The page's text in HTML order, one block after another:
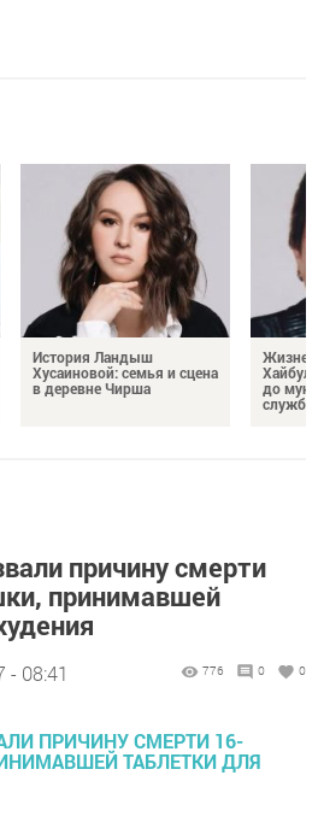
История Ландыш
Хусаиновой: семья и сцена
в деревне Чирша
до
службы
причину смерти
принимавшей
- 08:41 776 0 0